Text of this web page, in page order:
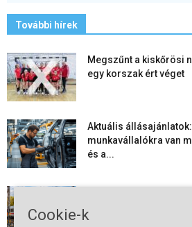
További hírek
Megszűnt a kiskőrösi
egy korszak ért véget
Aktuális
munkavállalókra van
és a...
Vitézy Dávid: már
személyszállítás a
vasútvonalon
Cookie-k